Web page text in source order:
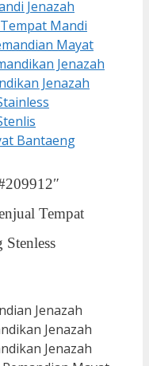
Tempat
Stenless